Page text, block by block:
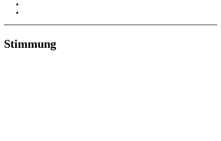
Stimmung